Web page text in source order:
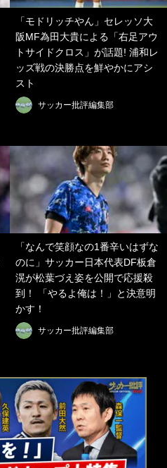
「モドリッチやん」セレッソ大
阪MF為田大貴による「右足アウ
トサイドクロス」が話題! 浦和レ
ッズ戦の決勝点を鮮やかにアシ
スト
サッカー批評編集部
「なんで笑顔なの1番辛いはずな
のに」サッカー日本代表DF板倉
滉が松葉づえ姿を公開で応援殺
到！ 「やるよ俺は！」と決意明
かす！
サッカー批評編集部